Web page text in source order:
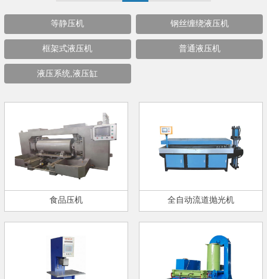
等静压机 钢丝缠绕液压机
框架式液压机 普通液压机
液压系统,液压缸
食品压机 全自动流道抛光机